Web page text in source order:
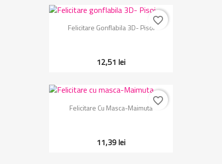
Felicitare Gonflabila 3D- Pisoi
12,51 lei
favorite_border
Felicitare Cu Masca-Maimuta
11,39 lei
favorite_border